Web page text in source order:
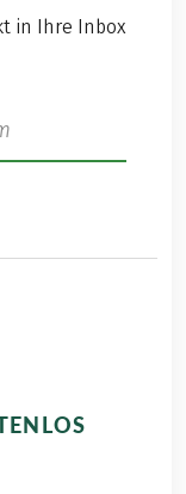
in Ihre Inbox